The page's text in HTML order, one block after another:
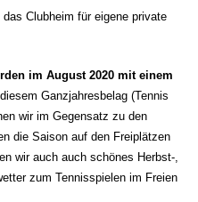
Clubheim für eigene private
im August 2020 mit einem
Ganzjahresbelag (Tennis
wir im Gegensatz zu den
die Saison auf den Freiplätzen
wir auch auch schönes Herbst-,
zum Tennisspielen im Freien